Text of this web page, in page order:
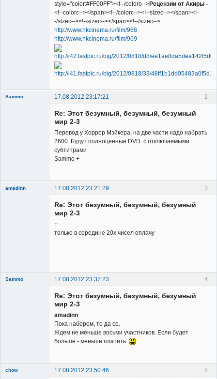
style="color:#FF00FF"><!--/coloro-->Рецензии от Акиры -
<!--colorc--></span><!--/colorc--><!--sizec--></span><!-
-/sizec--><!--sizec--></span><!--/sizec-->
http://www.hkcinema.ru/film/968
http://www.hkcinema.ru/film/969
2
Sammo
17.08.2012 23:17:21
Re: Этот безумный, безумный, безумный
мир 2-3
Перевод у Хоррор Мэйкера, на две части надо набрать
2600. Будут полноценные DVD. с отключаемыми
субтитрами
Sammo +
3
amadinn
17.08.2012 23:21:29
Re: Этот безумный, безумный, безумный
мир 2-3
+
только в середине 20х чисел оплачу
4
Sammo
17.08.2012 23:37:23
Re: Этот безумный, безумный, безумный
мир 2-3
amadinn
Пока наберем, то да се.
Ждем не меньше восьми участников. Если будет
больше - меньше платить
5
chow 17.08.2012 23:50:46